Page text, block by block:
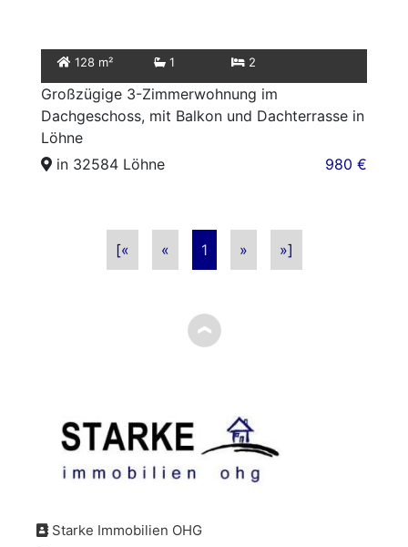
128 m² 1 2
Großzügige 3-Zimmerwohnung im
Dachgeschoss, mit Balkon und Dachterrasse in
Löhne
in 32584 Löhne
980 €
[« « 1 » »]
Starke Immobilien OHG